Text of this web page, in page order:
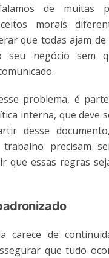
de muitas
morais
que todas ajam de
seu negócio sem
problema, é
interna, que deve
desse
precisam
que essas regras
carece de
que tudo